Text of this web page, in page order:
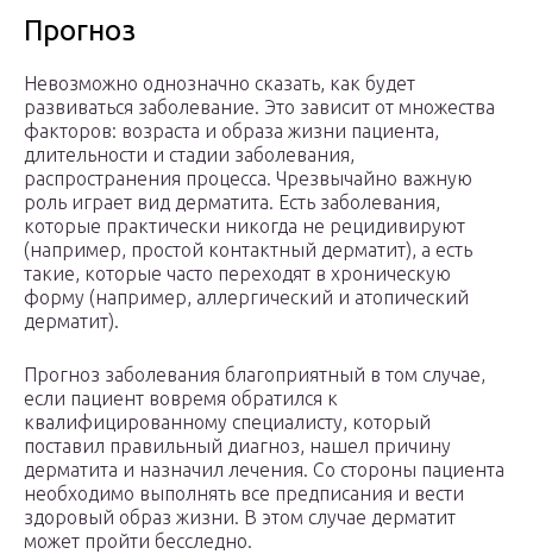
Прогноз
Невозможно однозначно сказать, как будет
развиваться заболевание. Это зависит от множества
факторов: возраста и образа жизни пациента,
длительности и стадии заболевания,
распространения процесса. Чрезвычайно важную
роль играет вид дерматита. Есть заболевания,
которые практически никогда не рецидивируют
(например, простой контактный дерматит), а есть
такие, которые часто переходят в хроническую
форму (например, аллергический и атопический
дерматит).
Прогноз заболевания благоприятный в том случае,
если пациент вовремя обратился к
квалифицированному специалисту, который
поставил правильный диагноз, нашел причину
дерматита и назначил лечения. Со стороны пациента
необходимо выполнять все предписания и вести
здоровый образ жизни. В этом случае дерматит
может пройти бесследно.